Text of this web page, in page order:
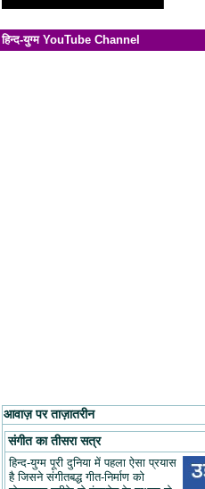
हिन्द-युग्म YouTube Channel
आवाज़ पर ताज़ातरीन
संगीत का तीसरा सत्र
हिन्द-युग्म पूरी दुनिया में पहला ऐसा प्रयास
है जिसने संगीतबद्ध गीत-निर्माण को